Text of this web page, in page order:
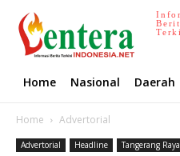
Home Nasional Daerah
Home Advertorial
Advertorial Headline Tangerang Raya